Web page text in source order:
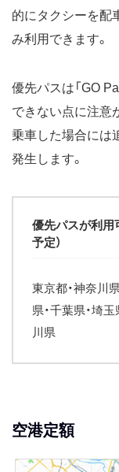
的にタクシーを配
み利用できます。
優先パスは「GO
できない点に注意
乗車した場合には
発生します。
優先パスが利用
予定）
東京都・神奈川
県・千葉県・埼
川県
空港定額